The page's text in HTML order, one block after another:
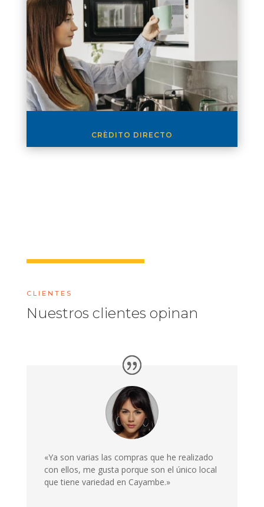
CRÈDITO DIRECTO
CLIENTES
Nuestros clientes opinan
«Ya son varias las compras que he realizado
con ellos, me gusta porque son el único local
que tiene variedad en Cayambe.»